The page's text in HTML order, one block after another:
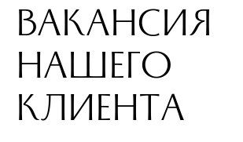
ВАКАНСИЯ
НАШЕГО
КЛИЕНТА